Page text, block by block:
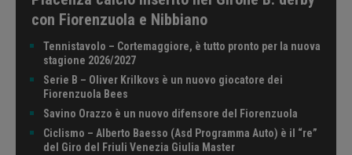
con Fiorenzuola e Nibbiano
Tennistavolo – Cortemaggiore, è tutto pronto per la nuova
stagione 2026/2027
Serie B – Oliver Krilkovs è un nuovo giocatore dei
Fiorenzuola Bees
Savino Orazzo è un nuovo difensore del Fiorenzuola
Ciclismo – Alberto Baesso (Asd Programma Auto) è il “re”
del Giro del Friuli Venezia Giulia Master